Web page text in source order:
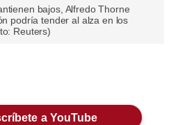
bajos, Alfredo Thorne
podría tender al alza en los
Reuters)
a YouTube